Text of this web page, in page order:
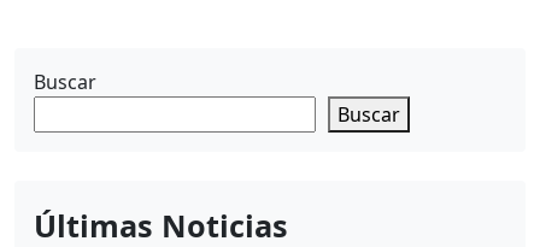
Buscar
Buscar
Últimas Noticias